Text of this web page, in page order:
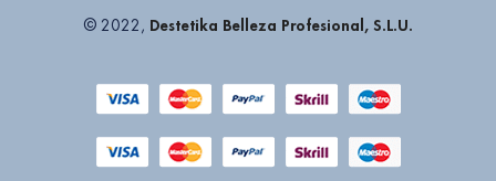
© 2022, Destetika Belleza Profesional, S.L.U.